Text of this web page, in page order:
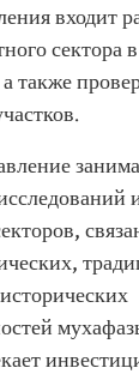
входит
сектора
также